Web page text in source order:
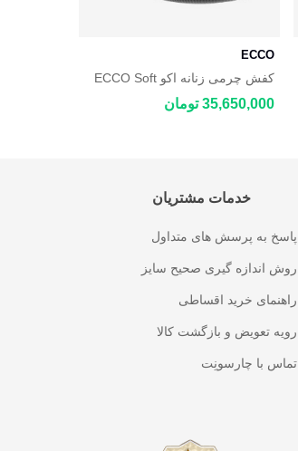
ECCO
کفش چرمی زنانه اکو ECCO Soft
Zero
35,650,000 تومان
خدمات مشتریان
پاسخ به پرسش های متداول
روش اندازه گیری صحیح سایز
راهنمای خرید اقساطی
رویه تعویض و بازگشت کالا
تماس با چارسونِت